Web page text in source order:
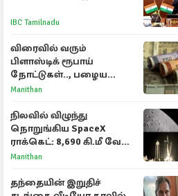
IBC Tamilnadu
விரைவில் வரும்
பிளாஸ்டிக் ரூபாய்
நோட்டுகள்.., பழைய
காகித நோட்டுகள்
Manithan
நிலவில் விழுந்து
நொறுங்கிய SpaceX
ராக்கெட்: 8,690 கி.மீ வேக
மோதலால் உருவான புதிய
Manithan
தந்தையின் இறுதிச்